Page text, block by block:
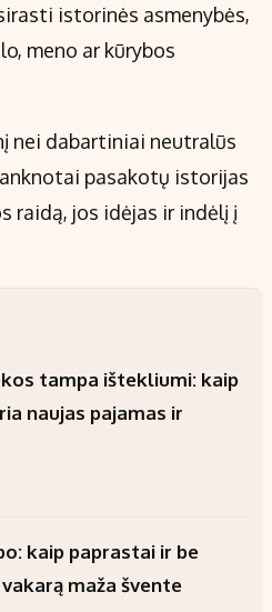
istorinės asmenybės,
meno ar kūrybos
nei dabartiniai neutralūs
pasakotų istorijas
raidą, jos idėjas ir indėlį į
tampa ištekliumi: kaip
naujas pajamas ir
kaip paprastai ir be
maža švente